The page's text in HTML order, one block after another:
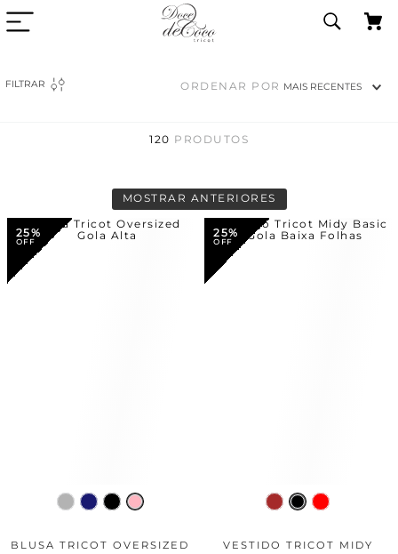
ORDENAR POR MAIS RECENTES
FILTRAR
120 PRODUTOS
MOSTRAR ANTERIORES
25%
BLUSA TRICOT OVERSIZED
25%
VESTIDO TRICOT MIDY